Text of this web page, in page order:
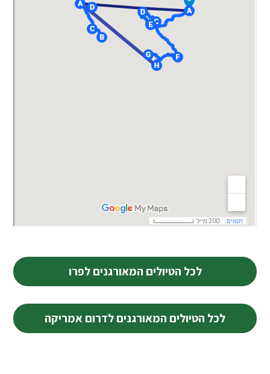
לכל הטיולים המאורגנים לפרו
לכל הטיולים המאורגנים לדרום אמריקה